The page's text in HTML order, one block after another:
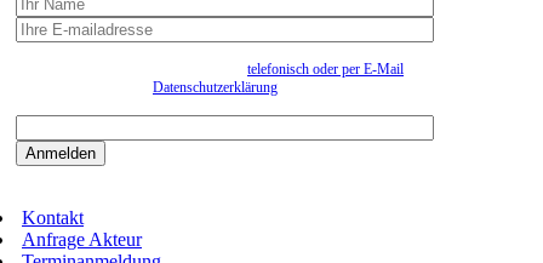
telefonisch oder per E-Mail
Datenschutzerklärung
Kontakt
Anfrage Akteur